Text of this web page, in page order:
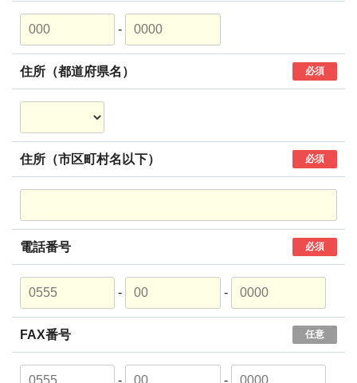
-
住所（都道府県名） 必須
住所（市区町村名以下） 必須
電話番号 必須
- -
FAX番号 任意
- -